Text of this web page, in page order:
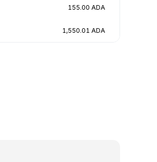
155.00 ADA
1,550.01 ADA